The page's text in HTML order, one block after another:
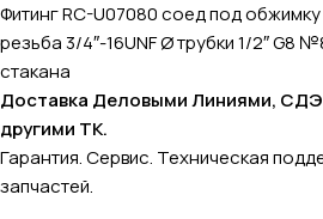
Фитинг RC-U07080 соед под
резьба 3/4″-16UNF Ø трубки 1/2″ G8
стакана
Доставка Деловыми Линиями,
другими ТК.
Гарантия. Сервис. Техническая
запчастей.